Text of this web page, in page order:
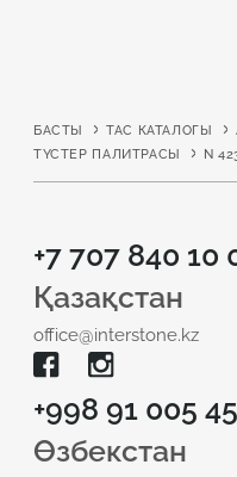
БАСТЫ ТАС КАТАЛОГЫ
ТҮСТЕР ПАЛИТРАСЫ
N
+7 707 840 10
Қазақстан
office@interstone.kz
+998 91 005
Өзбекстан